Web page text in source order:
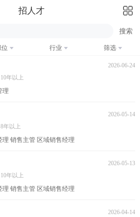
招人才
位 行业 筛选
2026-06-24
年以上
理
2026-05-14
年以上
理 销售主管 区域销售经理
2026-05-13
年以上
理 销售主管 区域销售经理
2026-04-14